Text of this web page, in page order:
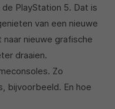
PlayStation 5. Dat is
van een nieuwe
nieuwe grafische
draaien.
Zo
bijvoorbeeld. En hoe